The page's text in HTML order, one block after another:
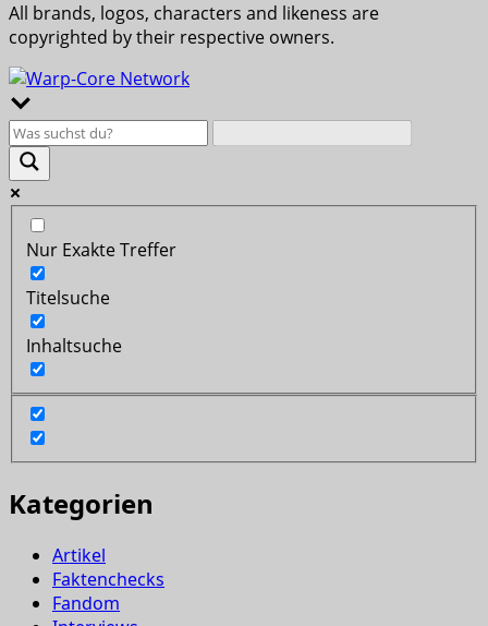
All brands, logos, characters and likeness are
copyrighted by their respective owners.
Nur Exakte Treffer
Titelsuche
Inhaltsuche
Kategorien
Artikel
Faktenchecks
Fandom